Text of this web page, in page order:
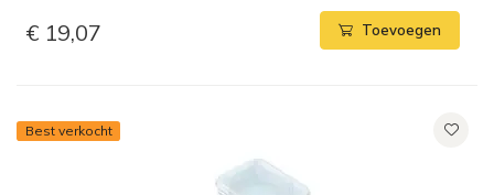
€ 19,07 Toevoegen
Best verkocht